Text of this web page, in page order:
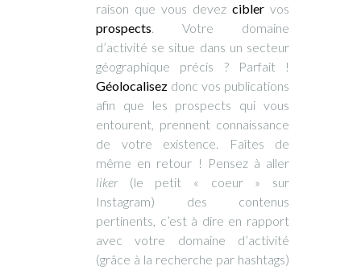
raison que vous devez cibler vos
prospects. Votre domaine
d’activité se situe dans un secteur
géographique précis ? Parfait !
Géolocalisez donc vos publications
afin que les prospects qui vous
entourent, prennent connaissance
de votre existence. Faîtes de
même en retour ! Pensez à aller
liker(le petit « coeur » sur
Instagram) des contenus
pertinents, c’est à dire en rapport
avec votre domaine d’activité
(grâce à la recherche par hashtags)